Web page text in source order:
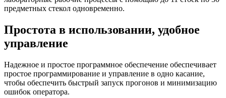
предметных стекол одновременно.
Простота в использовании, удобное
управление
Надежное и простое программное обеспечение обеспечивает
простое программирование и управление в одно касание,
чтобы обеспечить быстрый запуск прогонов и минимизацию
ошибок оператора.